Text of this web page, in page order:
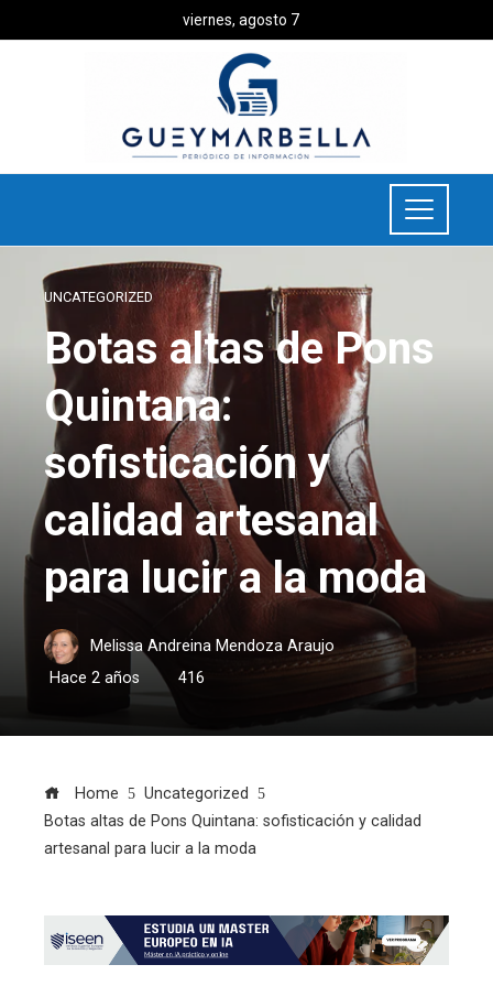
viernes, agosto 7
UNCATEGORIZED
Botas altas de Pons
Quintana:
sofisticación y
calidad artesanal
para lucir a la moda
Melissa Andreina Mendoza Araujo
Hace 2 años
416
Home
Uncategorized
Botas altas de Pons Quintana: sofisticación y calidad
artesanal para lucir a la moda